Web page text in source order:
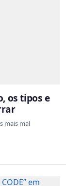
os tipos e
mais mal